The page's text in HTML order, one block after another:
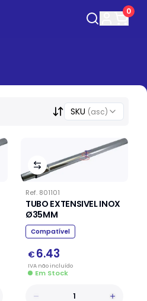
0
SKU (asc)
Ref. 801101
TUBO EXTENSIVEL INOX
Ø35MM
Compatível
€ 6.43
IVA nãoincluído
Em Stock